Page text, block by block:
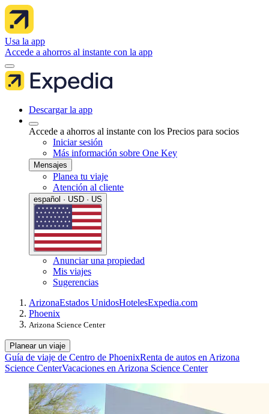
Usa la app
Accede a ahorros al instante con la app
Descargar la app
Accede a ahorros al instante con los Precios para socios
Iniciar sesión
Más información sobre One Key
Mensajes
Planea tu viaje
Atención al cliente
español · USD · US
Anunciar una propiedad
Mis viajes
Sugerencias
ArizonaEstados UnidosHotelesExpedia.com
Phoenix
Arizona Science Center
Planear un viaje
Guía de viaje de Centro de PhoenixRenta de autos en Arizona
Science CenterVacaciones en Arizona Science Center